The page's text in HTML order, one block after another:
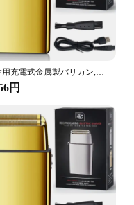
男性用充電式金属製バリカン,あごひげとあごひげ用の電気シェーバー,仕上げツール
円